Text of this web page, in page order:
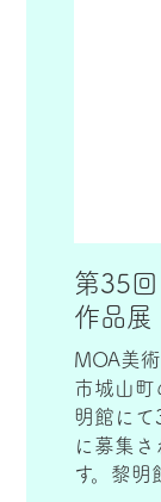
第35
作品展
MOA美
市城山町
明館にて
に募集
す。黎明